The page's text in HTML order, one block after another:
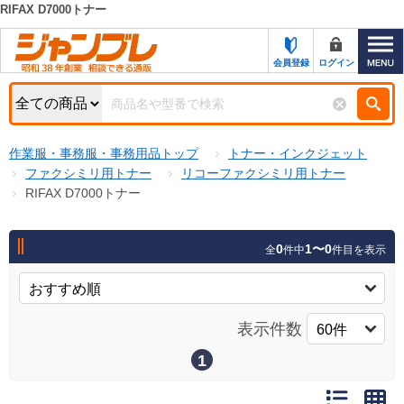
カテゴリー一覧
お知らせ
特集・キャンペーン一覧
初めての方へ
お問い合わせ
新規登録キャンペーン
キーワード検索
検索条件
商品カテゴリから選ぶ
商品ステータスで絞る
キャンペーン
RIFAX D7000トナー
会員登録 ログイン
作業服・事務服・事務用品トップ
トナー・インクジェット
ファクシミリ用トナー
リコーファクシミリ用トナー
RIFAX D7000トナー
全0件中1〜0件目を表示
表示件数
1